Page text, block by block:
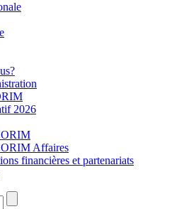
2026
Affaires
financières et partenariats